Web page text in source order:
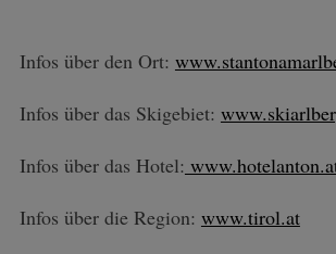
Infos über den Ort:
Infos über das Skigebiet:
Infos über das Hotel:
Infos über die Region: www.tirol.at